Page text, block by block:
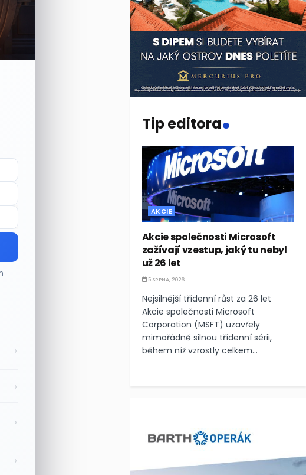
›
›
›
›
Tip editora.
AKCIE
Akcie společnosti Microsoft
zažívají vzestup, jaký tu nebyl
už 26 let
5 SRPNA, 2026
Nejsilnější třídenní růst za 26 let
Akcie společnosti Microsoft
Corporation (MSFT) uzavřely
mimořádně silnou třídenní sérii,
během níž vzrostly celkem...